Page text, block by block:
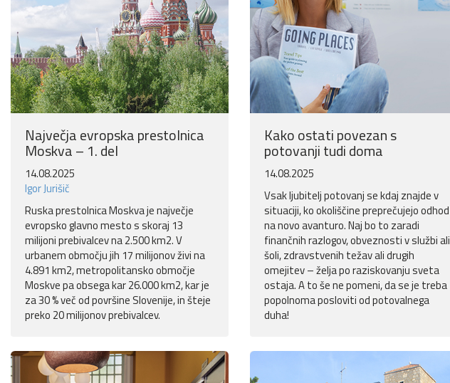
Največja evropska prestolnica
Moskva – 1. del
14.08.2025
Igor Jurišič
Ruska prestolnica Moskva je največje
evropsko glavno mesto s skoraj 13
milijoni prebivalcev na 2.500 km2. V
urbanem območju jih 17 milijonov živi na
4.891 km2, metropolitansko območje
Moskve pa obsega kar 26.000 km2, kar je
za 30 % več od površine Slovenije, in šteje
preko 20 milijonov prebivalcev.
Kako ostati povezan s
potovanji tudi doma
14.08.2025
Vsak ljubitelj potovanj se kdaj znajde v
situaciji, ko okoliščine preprečujejo odhod
na novo avanturo. Naj bo to zaradi
finančnih razlogov, obveznosti v službi ali
šoli, zdravstvenih težav ali drugih
omejitev – želja po raziskovanju sveta
ostaja. A to še ne pomeni, da se je treba
popolnoma posloviti od potovalnega
duha!